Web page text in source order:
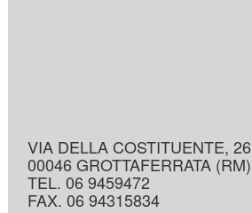
VIA DELLA COSTITUENTE, 26
00046 GROTTAFERRATA (RM)
TEL. 06 9459472
FAX. 06 94315834